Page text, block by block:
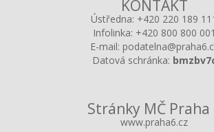
KONTAKT
Ústředna: +420 220 189
Infolinka: +420 800 800 001
E-mail:
Datová schránka:
Stránky MČ Praha
www.praha6.cz